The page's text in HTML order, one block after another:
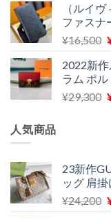
（ルイ
ファスナ
¥16,500
2022新
ラム ポ
¥29,300
人気商品
23新作
ッグ 肩
¥24,200